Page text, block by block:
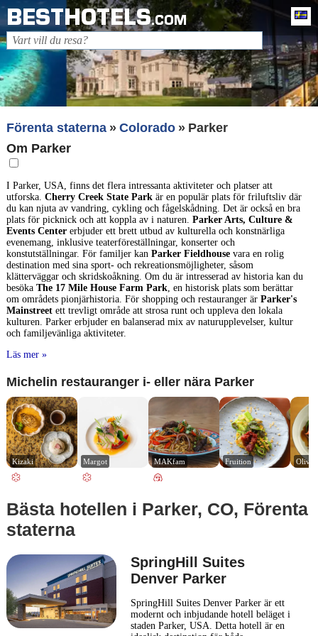
BESTHOTELS.COM
Förenta staterna Colorado
Parker
Om Parker
I Parker, USA, finns det flera intressanta aktiviteter och platser att
utforska. Cherry Creek State Parkär en populär plats för friluftsliv där
du kan njuta av vandring, cykling och fågelskådning. Det är också en bra
plats för picknick och att koppla av i naturen. Parker Arts, Culture &
Events Centererbjuder ett brett utbud av kulturella och konstnärliga
evenemang, inklusive teaterföreställningar, konserter och
konstutställningar. För familjer kan Parker Fieldhousevara en rolig
destination med sina sport- och rekreationsmöjligheter, såsom
klätterväggar och skridskoåkning. Om du är intresserad av historia kan du
besöka The 17 Mile House Farm Park, en historisk plats som berättar
om områdets pionjärhistoria. För shopping och restauranger är Parker's
Mainstreetett trevligt område att strosa runt och uppleva den lokala
kulturen. Parker erbjuder en balanserad mix av naturupplevelser, kultur
och familjevänliga aktiviteter.
Läs mer »
Michelin restauranger i- eller nära Parker
Kizaki Margot MAKfam Fruition Olivia
Bästa hotellen i Parker, CO, Förenta
staterna
SpringHill Suites
Denver Parker
SpringHill Suites Denver Parker är ett
modernt och inbjudande hotell beläget i
staden Parker, USA. Detta hotell är en